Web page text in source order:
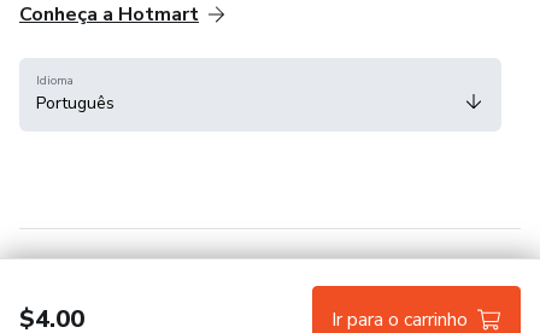
$4.00 Ir para o carrinho
Conheça a Hotmart
Idioma
Português